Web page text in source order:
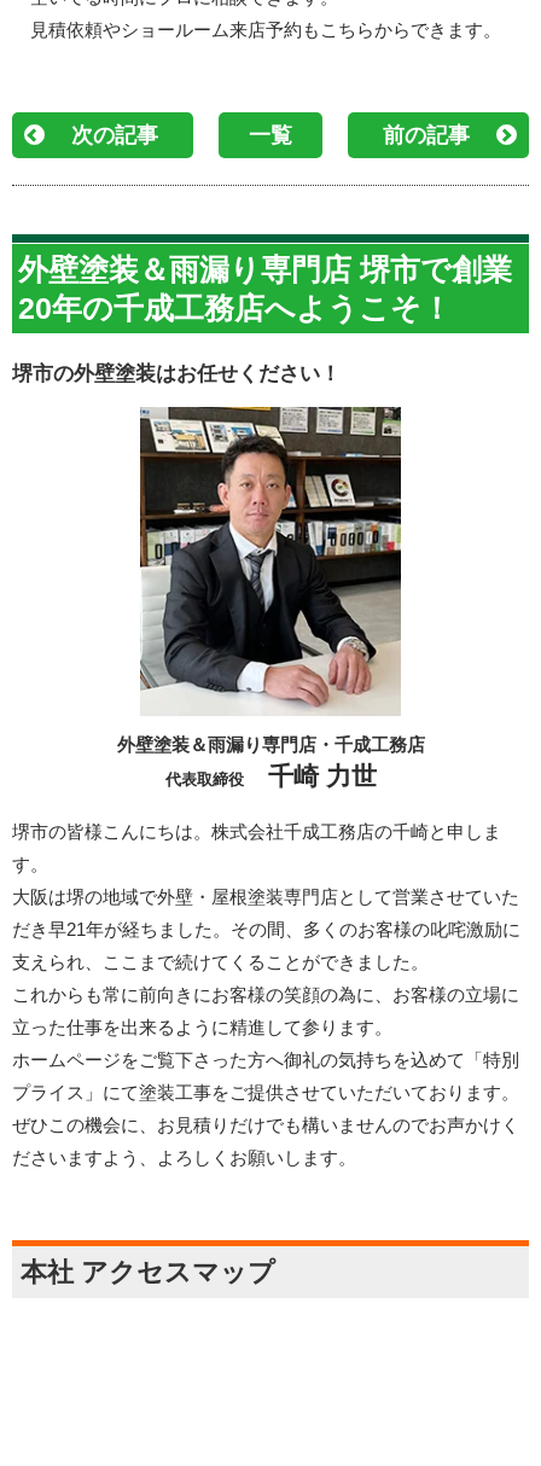
見積依頼やショールーム来店予約もこちらからできます。
次の記事 一覧 前の記事
外壁塗装＆雨漏り専門店 堺市で創業
20年の千成工務店へようこそ！
堺市の外壁塗装はお任せください！
外壁塗装＆雨漏り専門店・千成工務店
代表取締役 千崎 力世
堺市の皆様こんにちは。株式会社千成工務店の千崎と申しま
す。
大阪は堺の地域で外壁・屋根塗装専門店として営業させていた
だき早21年が経ちました。その間、多くのお客様の叱咤激励に
支えられ、ここまで続けてくることができました。
これからも常に前向きにお客様の笑顔の為に、お客様の立場に
立った仕事を出来るように精進して参ります。
ホームページをご覧下さった方へ御礼の気持ちを込めて「特別
プライス」にて塗装工事をご提供させていただいております。
ぜひこの機会に、お見積りだけでも構いませんのでお声かけく
ださいますよう、よろしくお願いします。
本社 アクセスマップ